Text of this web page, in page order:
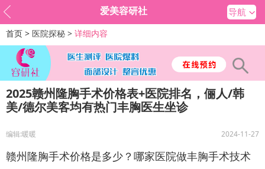
爱美容研社 导航
首页 > 医院探秘 > 详细内容
2025赣州隆胸手术价格表+医院排名，俪人/韩
美/德尔美客均有热门丰胸医生坐诊
编辑:暖暖 2024-11-27
赣州隆胸手术价格是多少？哪家医院做丰胸手术技术